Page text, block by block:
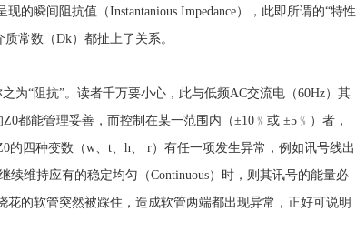
瞬间阻抗值（Instantanious Impedance），此即所谓的“特性
常数（Dk）都扯上了关系。
“阻抗”。读者千万要小心，此与低频AC交流电（60Hz）其
都能管理妥善，而控制在某一范围内（±10﹪或 ±5﹪）者，
四种变数（w、t、h、 r）有任一项发生异常，例如讯号线出
维持应有的稳定均匀（Continuous）时，则其讯号的能量必
的软管突然被踩住，造成软管两端都出现异常，正好可说明